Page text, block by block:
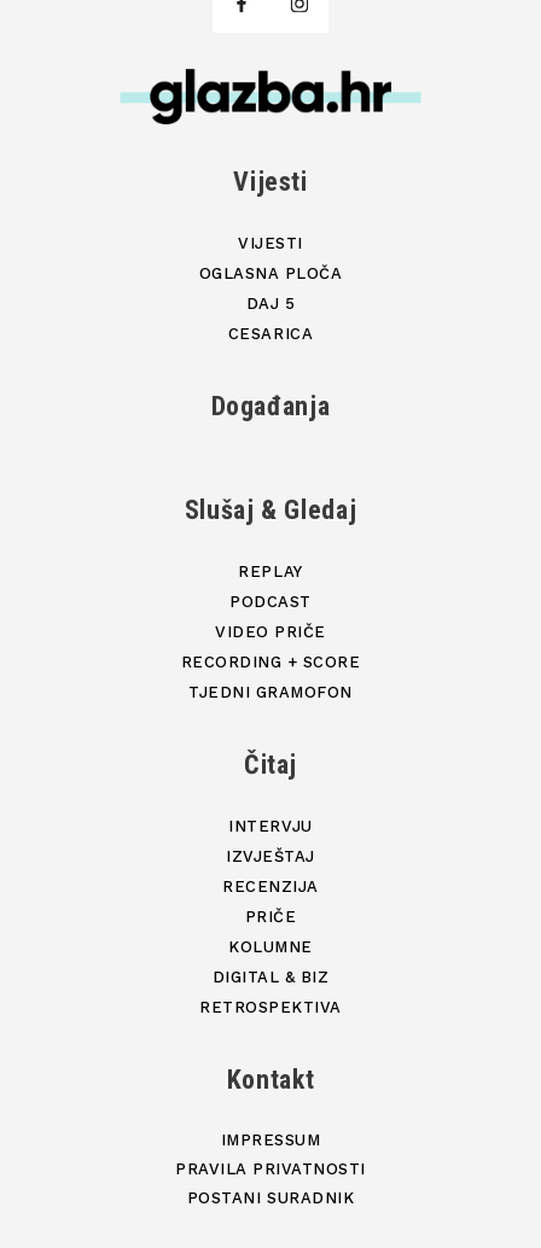
Vijesti
VIJESTI
OGLASNA PLOČA
DAJ 5
CESARICA
Događanja
Slušaj & Gledaj
REPLAY
PODCAST
VIDEO PRIČE
RECORDING + SCORE
TJEDNI GRAMOFON
Čitaj
INTERVJU
IZVJEŠTAJ
RECENZIJA
PRIČE
KOLUMNE
DIGITAL & BIZ
RETROSPEKTIVA
Kontakt
IMPRESSUM
PRAVILA PRIVATNOSTI
POSTANI SURADNIK